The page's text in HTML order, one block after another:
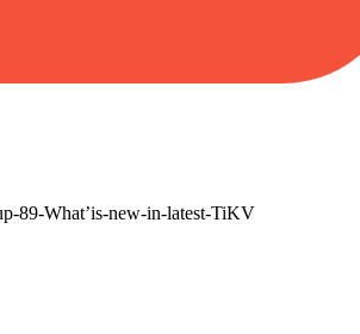
89-What’is-new-in-latest-TiKV